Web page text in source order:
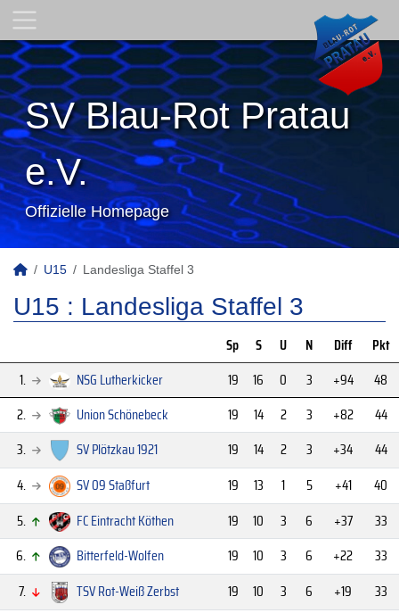
SV Blau-Rot Pratau
e.V.
Offizielle Homepage
U15 Landesliga Staffel 3
U15 : Landesliga Staffel 3
Sp S U N Diff
Pkt
1.
NSG Lutherkicker 19 16 0 3 +94
48
2.
Union Schönebeck 19 14 2 3 +82
44
3.
SV Plötzkau 1921 19 14 2 3 +34
44
4.
SV 09 Staßfurt 19 13 1 5 +41
40
5.
FC Eintracht Köthen 19 10 3 6 +37
33
6.
Bitterfeld-Wolfen 19 10 3 6 +22
33
7.
TSV Rot-Weiß Zerbst 19 10 3 6 +19
33